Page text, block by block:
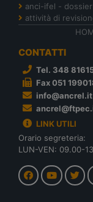
anci-ifel -
attività di
CONTATTI
Tel. 348
Fax 051
info@ancrel.it
LINK UTILI
Orario segreteria:
LUN-VEN: 09.00-